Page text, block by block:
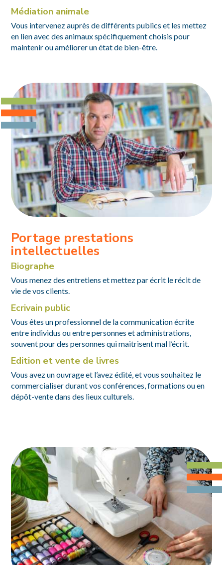
Médiation animale
Vous intervenez auprès de différents publics et les mettez
en lien avec des animaux spécifiquement choisis pour
maintenir ou améliorer un état de bien-être.
Portage prestations
intellectuelles
Biographe
Vous menez des entretiens et mettez par écrit le récit de
vie de vos clients.
Ecrivain public
Vous êtes un professionnel de la communication écrite
entre individus ou entre personnes et administrations,
souvent pour des personnes qui maitrisent mal l’écrit.
Edition et vente de livres
Vous avez un ouvrage et l’avez édité, et vous souhaitez le
commercialiser durant vos conférences, formations ou en
dépôt-vente dans des lieux culturels.